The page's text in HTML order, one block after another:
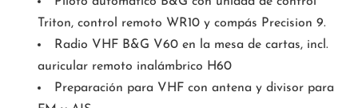
Triton, control remoto WR10 y compás Precision 9.
Radio VHF B&G V60 en la mesa de cartas, incl.
auricular remoto inalámbrico H60
Preparación para VHF con antena y divisor para